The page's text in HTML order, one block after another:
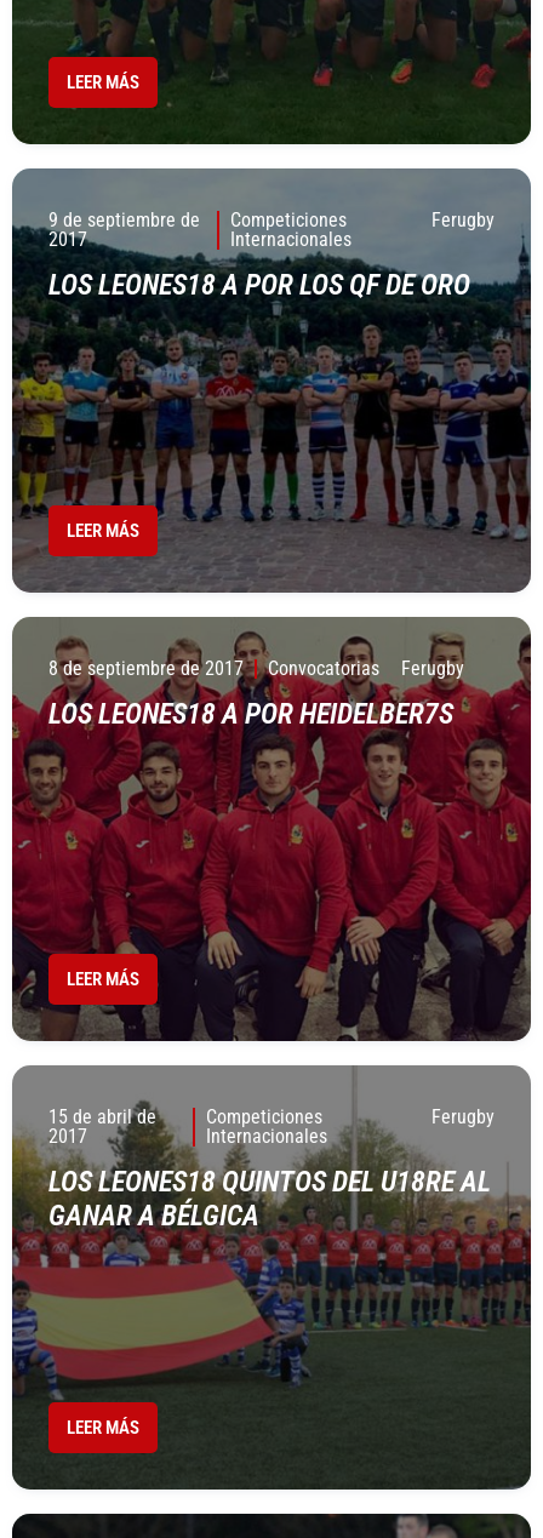
LEER MÁS
9 de septiembre de
2017
Competiciones
Internacionales
Ferugby
LOS LEONES18 A POR LOS QF DE ORO
LEER MÁS
8 de septiembre de 2017 Convocatorias Ferugby
LOS LEONES18 A POR HEIDELBER7S
LEER MÁS
15 de abril de
2017
Competiciones
Internacionales
Ferugby
LOS LEONES18 QUINTOS DEL U18RE AL
GANAR A BÉLGICA
LEER MÁS